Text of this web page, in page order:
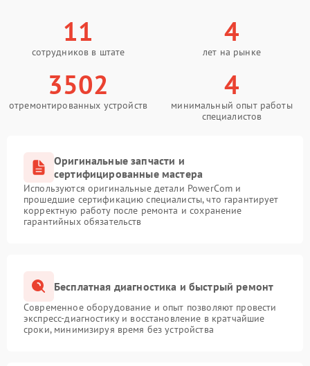
11
сотрудников в штате
4
лет на рынке
3502
отремонтированных устройств
4
минимальный опыт работы
специалистов
Оригинальные запчасти и
сертифицированные мастера
Используются оригинальные детали PowerCom и
прошедшие сертификацию специалисты, что гарантирует
корректную работу после ремонта и сохранение
гарантийных обязательств
Бесплатная диагностика и быстрый ремонт
Современное оборудование и опыт позволяют провести
экспресс-диагностику и восстановление в кратчайшие
сроки, минимизируя время без устройства